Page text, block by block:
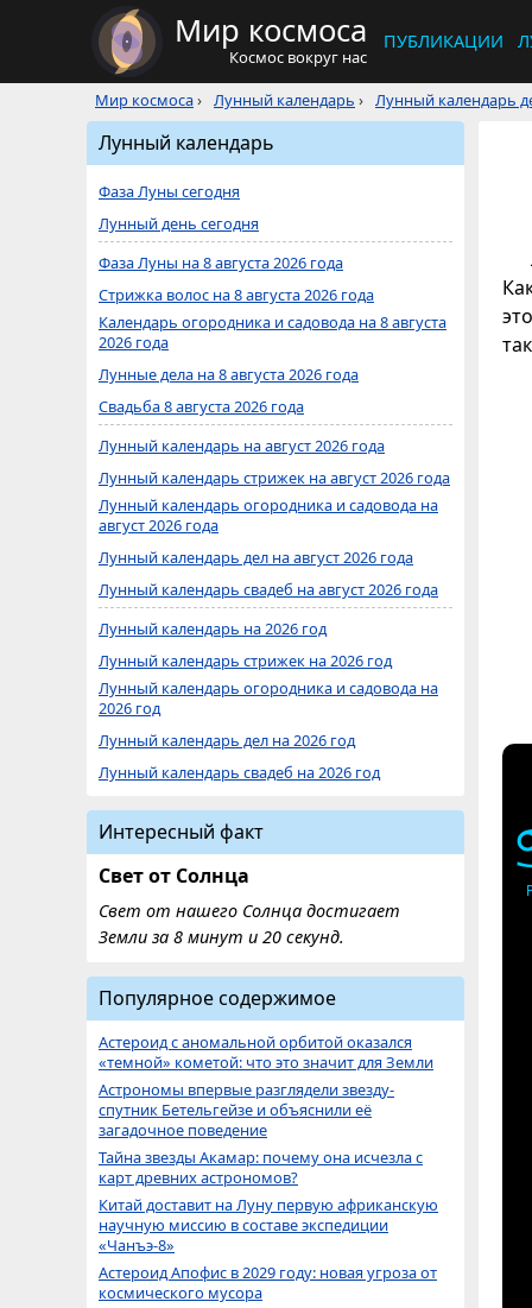
Мир космоса
Космос вокруг нас
ПУБЛИКАЦИИ
Мир космоса› Лунный календарь › Лунный календарь
Лунный календарь
Фаза Луны сегодня
Лунный день сегодня
Фаза Луны на 8 августа 2026 года
Стрижка волос на 8 августа 2026 года
Календарь огородника и садовода на 8 августа
2026 года
Лунные дела на 8 августа 2026 года
Свадьба 8 августа 2026 года
Лунный календарь на август 2026 года
Лунный календарь стрижек на август 2026 года
Лунный календарь огородника и садовода на
август 2026 года
Лунный календарь дел на август 2026 года
Лунный календарь свадеб на август 2026 года
Лунный календарь на 2026 год
Лунный календарь стрижек на 2026 год
Лунный календарь огородника и садовода на
2026 год
Лунный календарь дел на 2026 год
Лунный календарь свадеб на 2026 год
Интересный факт
Свет от Солнца
Свет от нашего Солнца достигает
Земли за 8 минут и 20 секунд.
Популярное содержимое
Астероид с аномальной орбитой оказался
«темной» кометой: что это значит для Земли
Астрономы впервые разглядели звезду-
спутник Бетельгейзе и объяснили её
загадочное поведение
Тайна звезды Акамар: почему она исчезла с
карт древних астрономов?
Китай доставит на Луну первую африканскую
научную миссию в составе экспедиции
«Чанъэ-8»
Астероид Апофис в 2029 году: новая угроза от
космического мусора